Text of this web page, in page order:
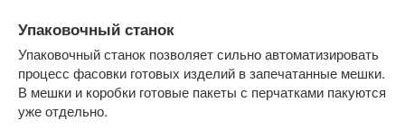
Упаковочный станок
Упаковочный станок позволяет сильно автоматизировать
процесс фасовки готовых изделий в запечатанные мешки.
В мешки и коробки готовые пакеты с перчатками пакуются
уже отдельно.